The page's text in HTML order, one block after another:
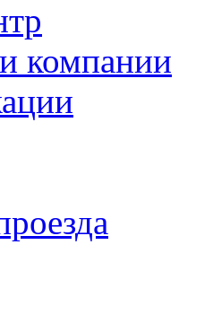
компании